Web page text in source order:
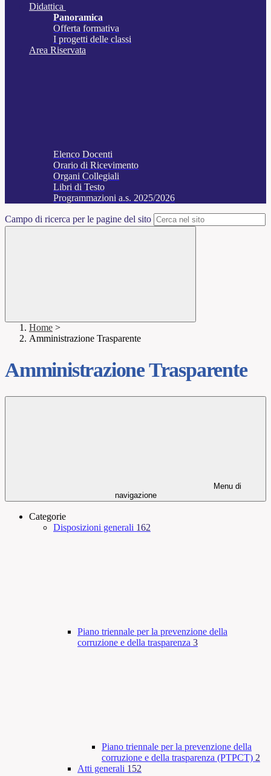
Didattica
Panoramica
Offerta formativa
I progetti delle classi
Area Riservata
Elenco Docenti
Orario di Ricevimento
Organi Collegiali
Libri di Testo
Programmazioni a.s. 2025/2026
Campo di ricerca per le pagine del sito
Home >
Amministrazione Trasparente
Amministrazione Trasparente
Menu di
navigazione
Categorie
Disposizioni generali 162
Piano triennale per la prevenzione della
corruzione e della trasparenza 3
Piano triennale per la prevenzione della
corruzione e della trasparenza (PTPCT) 2
Atti generali 152